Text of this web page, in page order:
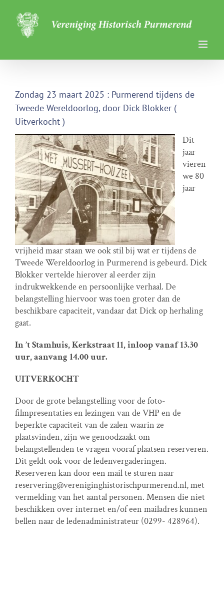
inhoud
Zondag 23 maart 2025 : Purmerend tijdens de
Tweede Wereldoorlog, door Dick Blokker (
Uitverkocht )
Dit
jaar
vieren
we 80
jaar
vrijheid maar staan we ook stil bij wat er tijdens de
Tweede Wereldoorlog in Purmerend is gebeurd. Dick
Blokker vertelde hierover al eerder zijn
indrukwekkende en persoonlijke verhaal. De
belangstelling hiervoor was toen groter dan de
beschikbare capaciteit, vandaar dat Dick op herhaling
gaat.
In ’t Stamhuis, Kerkstraat 11, inloop vanaf 13.30
uur, aanvang 14.00 uur.
UITVERKOCHT
Door de grote belangstelling voor de foto-
filmpresentaties en lezingen van de VHP en de
beperkte capaciteit van de zalen waarin ze
plaatsvinden, zijn we genoodzaakt om
belangstellenden te vragen vooraf plaatsen reserveren.
Dit geldt ook voor de ledenvergaderingen.
Reserveren kan door een mail te sturen naar
reservering@vereniginghistorischpurmerend.nl, met
vermelding van het aantal personen. Mensen die niet
beschikken over internet en/of een mailadres kunnen
bellen naar de ledenadministrateur (0299- 428964).